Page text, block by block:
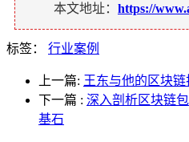
本文地址： https://
标签： 行业案例
上一篇: 王东与他的区块
下一篇 : 深入剖析区块链
基石